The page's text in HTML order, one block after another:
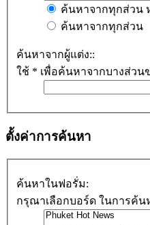
ค้นหาจากทุกส่วน
ค้นหาจากทุกส่วน
ค้นหาจากผู้แต่ง::
ใช้ * เพื่อค้นหาจากบางส่วน
ตั้งค่าการค้นหา
ค้นหาในฟอรั่ม:
กรุณาเลือกบอร์ด ในการค้